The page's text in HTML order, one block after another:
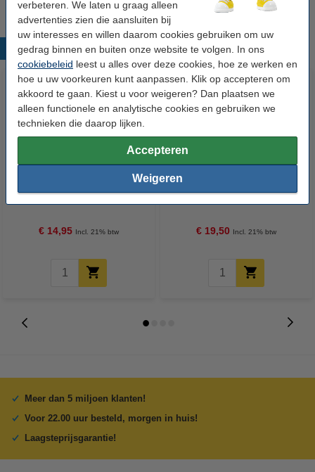
verbeteren. We laten u graag alleen
advertenties zien die aansluiten bij
uw interesses en willen daarom cookies gebruiken om uw
gedrag binnen en buiten onze website te volgen. In ons
cookiebeleid leest u alles over deze cookies, hoe ze werken en
hoe u uw voorkeuren kunt aanpassen. Klik op accepteren om
akkoord te gaan. Kiest u voor weigeren? Dan plaatsen we
alleen functionele en analytische cookies en gebruiken we
technieken die daarop lijken.
Accepteren
Weigeren
Populaire producten
Clairefontaine gekleurd papier
parelgrijs 120 g/m² A3 (250
€ 14,95 Incl. 21% btw
Clairefontaine gekleurd papier
ivoor 160 g/m² A3 (250 vellen)
€ 19,50 Incl. 21% btw
Meer dan 5 miljoen klanten!
Voor 22.00 uur besteld, morgen in huis!
Laagsteprijsgarantie!